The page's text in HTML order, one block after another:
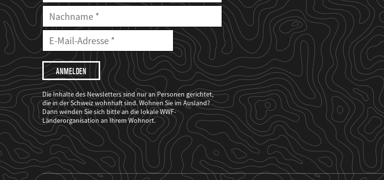
Nachname
E-
Mailadresse
Mail
Adresse
Ich
möchte,
dass
der
WWF
mich
über
seine
Projekte
informiert.
Die Inhalte des Newsletters sind nur an Personen gerichtet,
die in der Schweiz wohnhaft sind. Wohnen Sie im Ausland?
Dann wenden Sie sich bitte an die lokale WWF-
Länderorganisation an Ihrem Wohnort.